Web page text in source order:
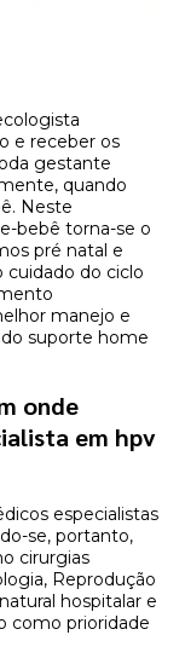
e receber os
gestante
quando
Neste
bebê torna-se o
pré natal e
cuidado do ciclo
manejo e
suporte home
onde
em hpv
especialistas
se, portanto,
cirurgias
Reprodução
hospitalar e
como prioridade